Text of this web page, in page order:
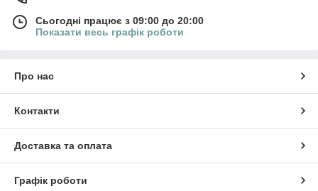
(крім тимчасово окупованих районів) області.
Сьогодні працює з 09:00 до 20:00
Показати весь графік роботи
Про нас
Контакти
Доставка та оплата
Графік роботи